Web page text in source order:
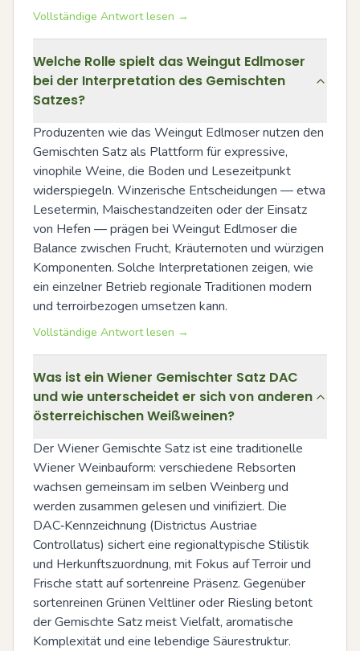
Vollständige Antwort lesen →
Welche Rolle spielt das Weingut Edlmoser
bei der Interpretation des Gemischten
Satzes?
Produzenten wie das Weingut Edlmoser nutzen den
Gemischten Satz als Plattform für expressive,
vinophile Weine, die Boden und Lesezeitpunkt
widerspiegeln. Winzerische Entscheidungen — etwa
Lesetermin, Maischestandzeiten oder der Einsatz
von Hefen — prägen bei Weingut Edlmoser die
Balance zwischen Frucht, Kräuternoten und würzigen
Komponenten. Solche Interpretationen zeigen, wie
ein einzelner Betrieb regionale Traditionen modern
und terroirbezogen umsetzen kann.
Vollständige Antwort lesen →
Was ist ein Wiener Gemischter Satz DAC
und wie unterscheidet er sich von anderen
österreichischen Weißweinen?
Der Wiener Gemischte Satz ist eine traditionelle
Wiener Weinbauform: verschiedene Rebsorten
wachsen gemeinsam im selben Weinberg und
werden zusammen gelesen und vinifiziert. Die
DAC‑Kennzeichnung (Districtus Austriae
Controllatus) sichert eine regionaltypische Stilistik
und Herkunftszuordnung, mit Fokus auf Terroir und
Frische statt auf sortenreine Präsenz. Gegenüber
sortenreinen Grünen Veltliner oder Riesling betont
der Gemischte Satz meist Vielfalt, aromatische
Komplexität und eine lebendige Säurestruktur.